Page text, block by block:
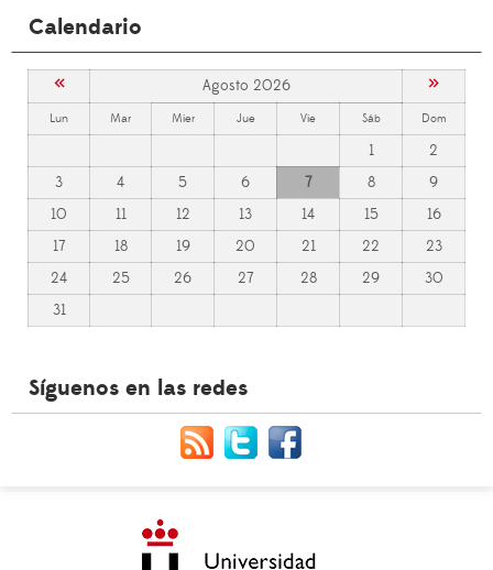
Calendario
« Agosto 2026 »
Lun Mar Mier Jue Vie Sáb Dom
1
2
3
4 5 6 7 8
9
10
11 12 13 14 15
16
17
18 19 20 21 22
23
24
25 26 27 28 29
30
31
Síguenos en las redes